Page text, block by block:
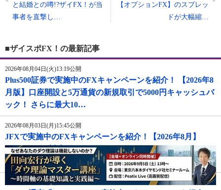
と結婚との噂!?ザイFX！が当
事者を直撃し…
【オプションFX】のスプレッ
ドが大幅縮…
■ザイスポFX！の最新記事
2026年08月04日(火)13:19公開
Plus500証券で実施中のFXキャンペーンを紹介！ 【2026年8
月版】口座開設と5万通貨の新規取引で5000円キャッシュバ
ック！ さらに最大10…
2026年08月03日(月)15:45公開
JFXで実施中のFXキャンペーンを紹介！【2026年8月】
TradingView対応インジケーター、スキャルピングのコツを
まとめたレポート、現金50…
2026年08月03日(月)14:15公開